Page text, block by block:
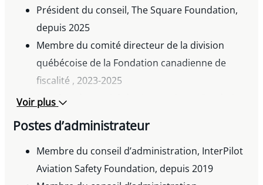
Président du conseil, The Square Foundation,
depuis 2025
Membre du comité directeur de la division
québécoise de la Fondation canadienne de
fiscalité , 2023-2025
Membre du comité des innovations , Fondation
Gouverneur, Fondation du Barreau du Québec,
depuis 2022
Membre du conseil d’administration,
Voir plus
Postes d’administrateur
Membre du conseil d’administration, InterPilot
Aviation Safety Foundation, depuis 2019